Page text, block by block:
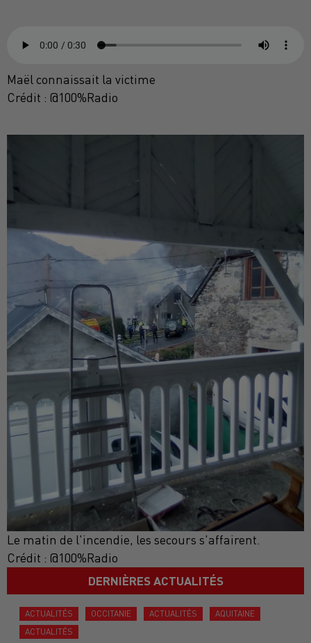
Maël connaissait la victime
Crédit : @100%Radio
Le matin de l'incendie, les secours s'affairent.
Crédit : @100%Radio
DERNIÈRES ACTUALITÉS
ACTUALITÉS OCCITANIE ACTUALITÉS
AQUITAINE
ACTUALITÉS